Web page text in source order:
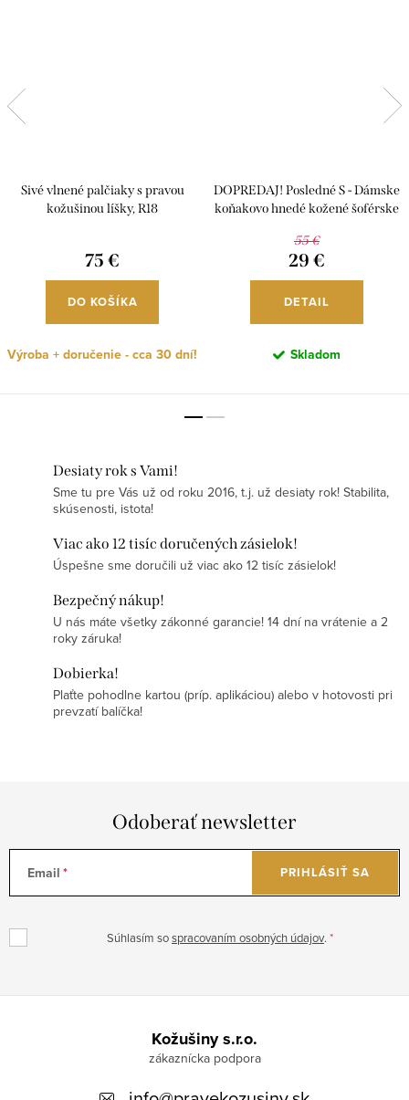
Sivé vlnené palčiaky s pravou
kožušinou líšky, R18
75 €
DO KOŠÍKA
Výroba + doručenie - cca 30 dní!
DOPREDAJ! Posledné S - Dámske
koňakovo hnedé kožené šoférske
55 €
29 €
DETAIL
Skladom
Desiaty rok s Vami!
Sme tu pre Vás už od roku 2016, t.j. už desiaty rok! Stabilita,
skúsenosti, istota!
Viac ako 12 tisíc doručených zásielok!
Úspešne sme doručili už viac ako 12 tisíc zásielok!
Bezpečný nákup!
U nás máte všetky zákonné garancie! 14 dní na vrátenie a 2
roky záruka!
Dobierka!
Plaťte pohodlne kartou (príp. aplikáciou) alebo v hotovosti pri
prevzatí balíčka!
Odoberať newsletter
Email
Súhlasím sospracovaním osobných údajov.
PRIHLÁSIŤ SA
Kožušiny s.r.o.